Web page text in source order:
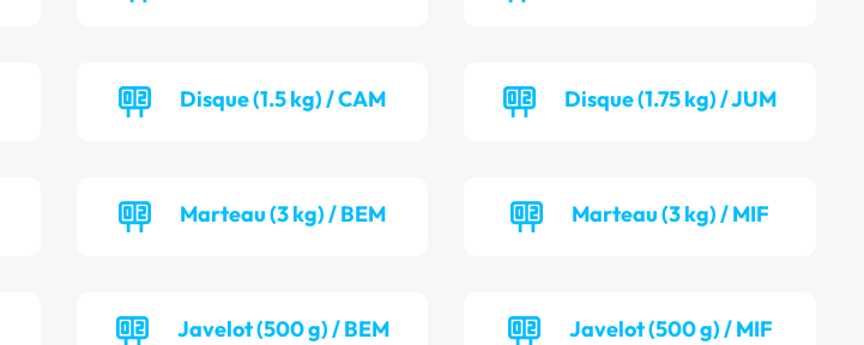
Disque (1.5 kg) / CAM Disque (1.75 kg) / JUM
Marteau (3 kg) / BEM Marteau (3 kg) / MIF
Javelot (500 g) / BEM Javelot (500 g) / MIF